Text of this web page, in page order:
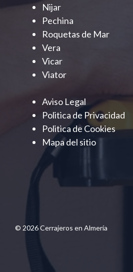
Nijar
Pechina
Roquetas de Mar
Vera
Vicar
Viator
Aviso Legal
Politica de Privacidad
Politica de Cookies
Mapa del sitio
© 2026 Cerrajeros en Almería